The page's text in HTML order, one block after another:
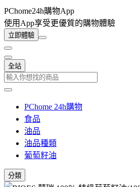
PChome24h購物App
使用App享受更優質的購物體驗
立即體驗
全站
PChome 24h購物
食品
油品
油品種類
葡萄籽油
分類